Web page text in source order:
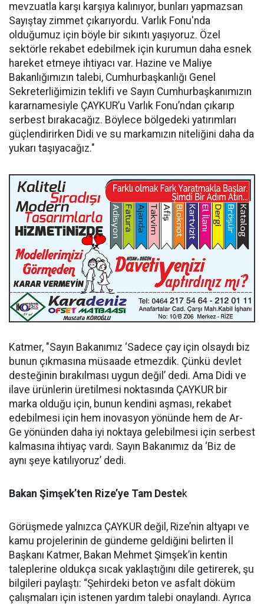
mevzuatla karşı karşıya kalınıyor, bunları yapmazsan
Sayıştay zimmet çıkarıyordu. Varlık Fonu'nda
olduğumuz için böyle bir sıkıntı yaşıyoruz. Özel
sektörle rekabet edebilmek için kurumun daha esnek
hareket etmeye ihtiyacı var. Hazine ve Maliye
Bakanlığımızın talebi, Cumhurbaşkanlığı Genel
Sekreterliğimizin teklifi ve Sayın Cumhurbaşkanımızın
kararnamesiyle ÇAYKUR’u Varlık Fonu’ndan çıkarıp
serbest bırakacağız. Böylece bölgedeki yatırımları
güçlendirirken Didi ve su markamızın niteliğini daha da
yukarı taşıyacağız."
Katmer, "Sayın Bakanımız ‘Sadece çay için olsaydı biz
bunun çıkmasına müsaade etmezdik. Çünkü devlet
desteğinin bırakılması uygun değil’ dedi. Ama Didi ve
ilave ürünlerin üretilmesi noktasında ÇAYKUR bir
marka olduğu için, bunun kendini aşması, rekabet
edebilmesi için hem inovasyon yönünde hem de Ar-
Ge yönünden daha iyi noktaya gelebilmesi için serbest
kalmasına ihtiyaç vardı. Sayın Bakanımız da ‘Biz de
aynı şeye katılıyoruz’ dedi.
Bakan Şimşek’ten Rize’ye Tam Destek
Görüşmede yalnızca ÇAYKUR değil, Rize’nin altyapı ve
kamu projelerinin de gündeme geldiğini belirten İl
Başkanı Katmer, Bakan Mehmet Şimşek’in kentin
taleplerine oldukça sıcak yaklaştığını dile getirerek, şu
bilgileri paylaştı: “Şehirdeki beton ve asfalt döküm
çalışmaları için istenen yardım talebi onaylandı. Ayrıca